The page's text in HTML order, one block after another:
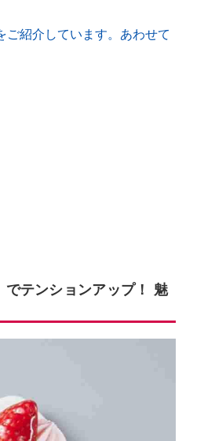
紹介しています。あわせて
テンションアップ！ 魅